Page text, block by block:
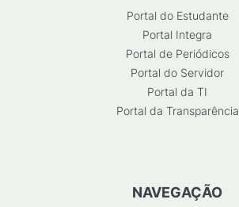
Portal do Estudante
Portal Integra
Portal de Periódicos
Portal do Servidor
Portal da TI
Portal da Transparência
NAVEGAÇÃO